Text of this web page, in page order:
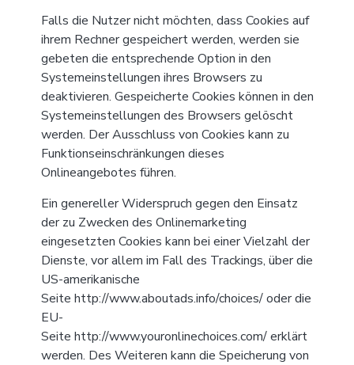
Falls die Nutzer nicht möchten, dass Cookies auf
ihrem Rechner gespeichert werden, werden sie
gebeten die entsprechende Option in den
Systemeinstellungen ihres Browsers zu
deaktivieren. Gespeicherte Cookies können in den
Systemeinstellungen des Browsers gelöscht
werden. Der Ausschluss von Cookies kann zu
Funktionseinschränkungen dieses
Onlineangebotes führen.
Ein genereller Widerspruch gegen den Einsatz
der zu Zwecken des Onlinemarketing
eingesetzten Cookies kann bei einer Vielzahl der
Dienste, vor allem im Fall des Trackings, über die
US-amerikanische
Seite http://www.aboutads.info/choices/oder die
EU-
Seite http://www.youronlinechoices.com/erklärt
werden. Des Weiteren kann die Speicherung von